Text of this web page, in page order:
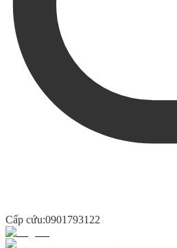
Cấp cứu:0901793122